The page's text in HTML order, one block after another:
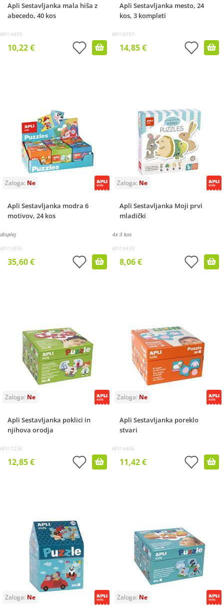
Apli Sestavljanka mala hiša z
abecedo, 40 kos
API14805
10,22 €
Apli Sestavljanka mesto, 24
kos, 3 kompleti
API18797
14,85 €
Apli Sestavljanka modra 6
motivov, 24 kos
displej
API13856
35,60 €
Apli Sestavljanka Moji prvi
mladički
4x 3 kos
API19439
8,06 €
Apli Sestavljanka poklici in
njihova orodja
API17238
12,85 €
Apli Sestavljanka poreklo
stvari
API14406
11,42 €